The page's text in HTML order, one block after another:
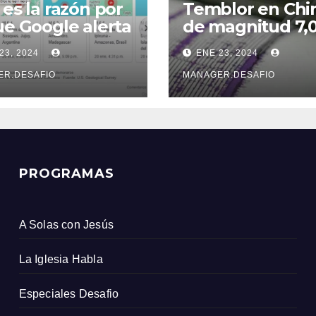
la razón por
Google alerta
un sismo
que el
Geológico
2024
Temblor en
de magnitud
sacudió la
de Xinjiang
ENE 23, 2024
MANAGER.DESAFIO
PROGRAMAS
A Solas con Jesús
La Iglesia Habla
Especiales Desafio